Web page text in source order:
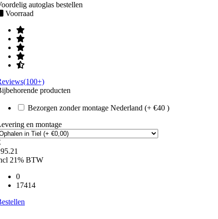
autoglas bestellen
Voorraad
producten
Bezorgen zonder montage Nederland (+ €40 )
en montage
21% BTW
0
17414